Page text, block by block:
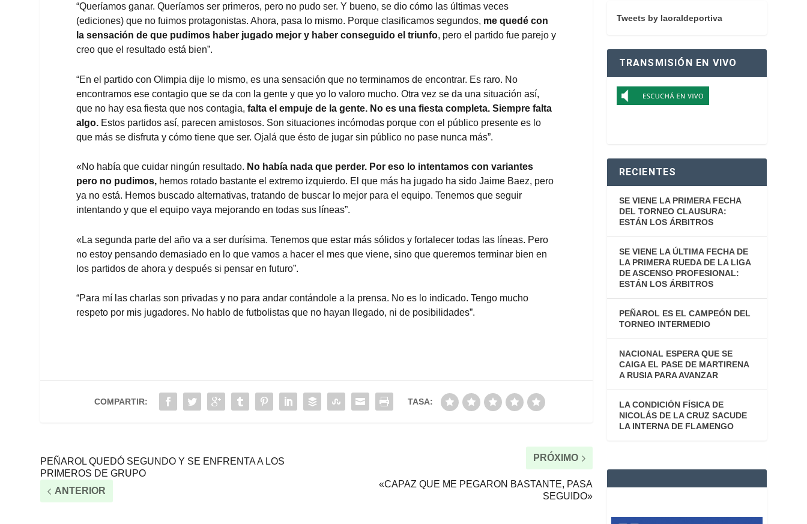
“Queríamos ganar. Queríamos ser primeros, pero no pudo ser. Y bueno, se dio cómo las últimas veces
(ediciones) que no fuimos protagonistas. Ahora, pasa lo mismo. Porque clasificamos segundos, me quedé con
la sensación de que pudimos haber jugado mejor y haber conseguido el triunfo, pero el partido fue parejo y
creo que el resultado está bien”.
“En el partido con Olimpia dije lo mismo, es una sensación que no terminamos de encontrar. Es raro. No
encontramos ese contagio que se da con la gente y que yo lo valoro mucho. Otra vez se da una situación así,
que no hay esa fiesta que nos contagia,falta el empuje de la gente. No es una fiesta completa. Siempre falta
algo. Estos partidos así, parecen amistosos. Son situaciones incómodas porque con el público presente es lo
que más se disfruta y cómo tiene que ser. Ojalá que ésto de jugar sin público no pase nunca más”.
«No había que cuidar ningún resultado. No había nada que perder. Por eso lo intentamos con variantes
pero no pudimos, hemos rotado bastante el extremo izquierdo. El que más ha jugado ha sido Jaime Baez, pero
ya no está. Hemos buscado alternativas, tratando de buscar lo mejor para el equipo. Tenemos que seguir
intentando y que el equipo vaya mejorando en todas sus líneas”.
«La segunda parte del año va a ser durísima. Tenemos que estar más sólidos y fortalecer todas las líneas. Pero
no estoy pensando demasiado en lo que vamos a hacer el mes que viene, sino que queremos terminar bien en
los partidos de ahora y después si pensar en futuro”.
“Para mí las charlas son privadas y no para andar contándole a la prensa. No es lo indicado. Tengo mucho
respeto por mis jugadores. No hablo de futbolistas que no hayan llegado, ni de posibilidades”.
COMPARTIR: TASA:
PEÑAROL QUEDÓ SEGUNDO Y SE ENFRENTA A LOS
PRIMEROS DE GRUPO
ANTERIOR
PRÓXIMO
«CAPAZ QUE ME PEGARON BASTANTE, PASA
SEGUIDO»
Tweets by laoraldeportiva
TRANSMISIÓN EN VIVO
RECIENTES
SE VIENE LA PRIMERA FECHA
DEL TORNEO CLAUSURA:
ESTÁN LOS ÁRBITROS
SE VIENE LA ÚLTIMA FECHA DE
LA PRIMERA RUEDA DE LA LIGA
DE ASCENSO PROFESIONAL:
ESTÁN LOS ÁRBITROS
PEÑAROL ES EL CAMPEÓN DEL
TORNEO INTERMEDIO
NACIONAL ESPERA QUE SE
CAIGA EL PASE DE MARTIRENA
A RUSIA PARA AVANZAR
LA CONDICIÓN FÍSICA DE
NICOLÁS DE LA CRUZ SACUDE
LA INTERNA DE FLAMENGO